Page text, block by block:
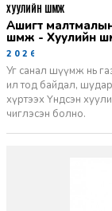
Ашигт малтмалын тухай хуулийн төсөлд өгөх санал,
шүүмж - Хуулийн
2026-06-29
Уг санал шүүмж нь
ил тод байдал,
хүртээх Үндсэн
чиглэсэн болно.
ХУУЛИЙН ШҮҮМЖ